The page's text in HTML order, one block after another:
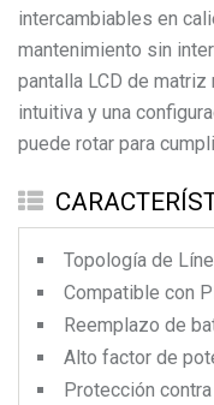
intercambiables en
mantenimiento sin
pantalla LCD de
intuitiva y una
puede rotar para
Topología de
Compatible con
Reemplazo de
Alto factor de
Protección